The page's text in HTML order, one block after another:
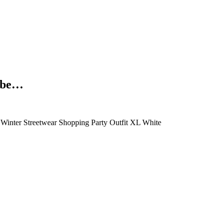
Streetwear Shopping Party Outfit XL White